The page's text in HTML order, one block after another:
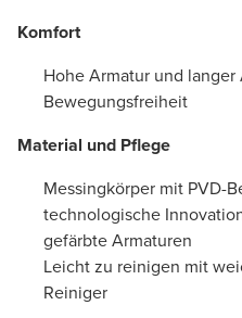
Komfort
Hohe Armatur und langer
Bewegungsfreiheit
Material und Pflege
Messingkörper mit PVD-
technologische
gefärbte Armaturen
Leicht zu reinigen mit
Reiniger